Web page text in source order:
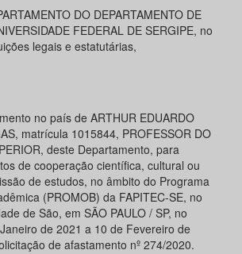
DO DEPARTAMENTO DE
FEDERAL DE SERGIPE, no
legais e estatutárias,
no país de ARTHUR EDUARDO
matrícula 1015844, PROFESSOR DO
deste Departamento, para
de cooperação científica, cultural ou
de estudos, no âmbito do Programa
(PROMOB) da FAPITEC-SE, no
de São, em SÃO PAULO / SP, no
de 2021 a 10 de Fevereiro de
de afastamento nº 274/2020.